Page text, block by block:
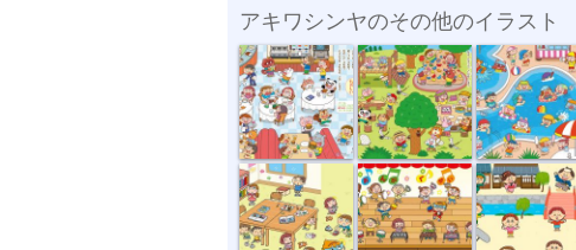
アキワシンヤのその他のイラスト
『がっけんつ... 『がっけんつ... 『がっけんつ...
チャイルドブ... チャイルドブ... 『チャイルド...